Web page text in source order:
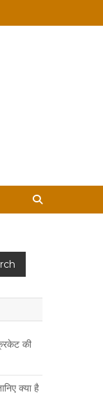
की
क्या है